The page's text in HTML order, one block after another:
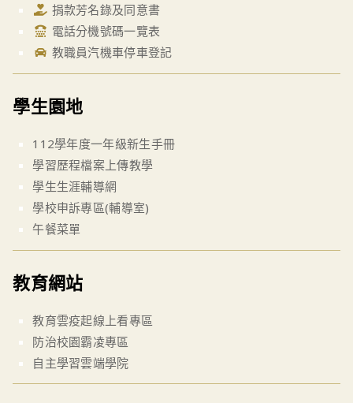
捐款芳名錄及同意書
電話分機號碼一覽表
教職員汽機車停車登記
學生園地
112學年度一年級新生手冊
學習歷程檔案上傳教學
學生生涯輔導網
學校申訴專區(輔導室)
午餐菜單
教育網站
教育雲疫起線上看專區
防治校園霸凌專區
自主學習雲端學院